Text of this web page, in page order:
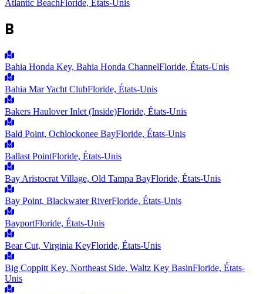
Atlantic Beach Floride, États-Unis
B
Bahia Honda Key, Bahia Honda ChannelFloride, États-Unis
Bahia Mar Yacht ClubFloride, États-Unis
Bakers Haulover Inlet (Inside)Floride, États-Unis
Bald Point, Ochlockonee BayFloride, États-Unis
Ballast PointFloride, États-Unis
Bay Aristocrat Village, Old Tampa BayFloride, États-Unis
Bay Point, Blackwater RiverFloride, États-Unis
BayportFloride, États-Unis
Bear Cut, Virginia KeyFloride, États-Unis
Big Coppitt Key, Northeast Side, Waltz Key BasinFloride, États-
Unis